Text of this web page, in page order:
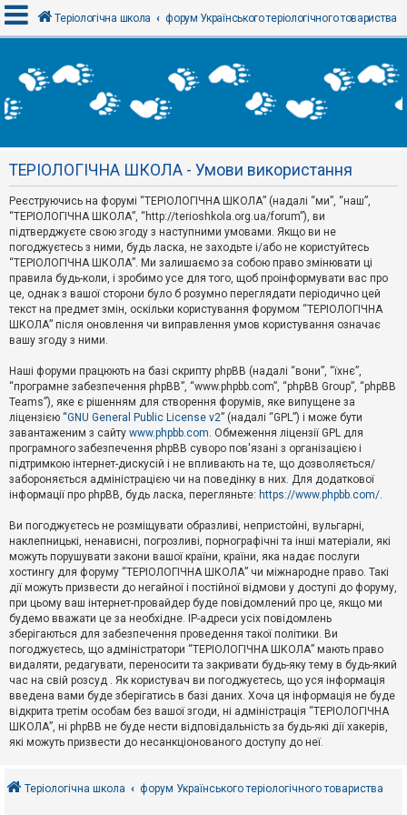
х
і
Р
є
с
т
р
а
ц
я
Т
м
и
б
е
з
в
і
д
п
о
в
д
й
А
к
т
и
в
н
т
е
м
и
о
Теріологічна школа форум Українського теріологічного товариства
ТЕРІОЛОГІЧНА ШКОЛА - Умови використання
Реєструючись на форумі “ТЕРІОЛОГІЧНА ШКОЛА” (надалі “ми”, “наш”,
“ТЕРІОЛОГІЧНА ШКОЛА”, “http://terioshkola.org.ua/forum”), ви
підтверджуєте свою згоду з наступними умовами. Якщо ви не
погоджуєтесь з ними, будь ласка, не заходьте і/або не користуйтесь
“ТЕРІОЛОГІЧНА ШКОЛА”. Ми залишаємо за собою право змінювати ці
правила будь-коли, і зробимо усе для того, щоб проінформувати вас про
це, однак з вашої сторони було б розумно переглядати періодично цей
текст на предмет змін, оскільки користування форумом “ТЕРІОЛОГІЧНА
ШКОЛА” після оновлення чи виправлення умов користування означає
вашу згоду з ними.
Наші форуми працюють на базі скрипту phpBB (надалі “вони”, “їхнє”,
“програмне забезпечення phpBB”, “www.phpbb.com”, “phpBB Group”, “phpBB
Teams”), яке є рішенням для створення форумів, яке випущене за
ліцензією “GNU General Public License v2” (надалі “GPL”) і може бути
завантаженим з сайту www.phpbb.com. Обмеження ліцензії GPL для
програмного забезпечення phpBB суворо пов'язані з організацією і
підтримкою інтернет-дискусій і не впливають на те, що дозволяється/
забороняється адміністрацією чи на поведінку в них. Для додаткової
інформації про phpBB, будь ласка, перегляньте: https://www.phpbb.com/.
Ви погоджуєтесь не розміщувати образливі, непристойні, вульгарні,
наклепницькі, ненависні, погрозливі, порнографічні та інші матеріали, які
можуть порушувати закони вашої країни, країни, яка надає послуги
хостингу для форуму “ТЕРІОЛОГІЧНА ШКОЛА” чи міжнародне право. Такі
дії можуть призвести до негайної і постійної відмови у доступі до форуму,
при цьому ваш інтернет-провайдер буде повідомлений про це, якщо ми
будемо вважати це за необхідне. IP-адреси усіх повідомлень
зберігаються для забезпечення проведення такої політики. Ви
погоджуєтесь, що адміністратори “ТЕРІОЛОГІЧНА ШКОЛА” мають право
видаляти, редагувати, переносити та закривати будь-яку тему в будь-який
час на свій розсуд . Як користувач ви погоджуєтесь, що уся інформація
введена вами буде зберігатись в базі даних. Хоча ця інформація не буде
відкрита третім особам без вашої згоди, ні адміністрація “ТЕРІОЛОГІЧНА
ШКОЛА”, ні phpBB не буде нести відповідальність за будь-які дії хакерів,
які можуть призвести до несанкціонованого доступу до неї.
Теріологічна школа форум Українського теріологічного товариства